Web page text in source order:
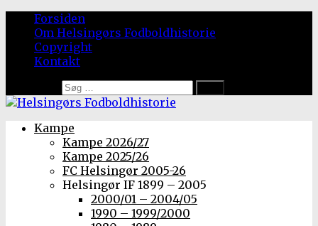
Forsiden
Om Helsingørs Fodboldhistorie
Copyright
Kontakt
Kampe
Kampe 2026/27
Kampe 2025/26
FC Helsingør 2005-26
Helsingør IF 1899 – 2005
2000/01 – 2004/05
1990 – 1999/2000